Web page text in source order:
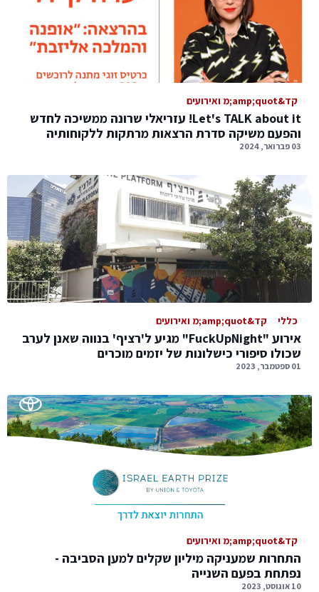
קד&amp;quot;מ ואירועים
Let's TALK about it! עזריאלי שרונה ממשיכה לחדש
והפעם משיקה סדרת הרצאות מרתקות ללקוחותיה
03 פברואר, 2024
כללי קד&amp;quot;מ ואירועים
אירוע "FuckUpNight" מגיע ל'רציף' בנווה שאנן לערב
שכולו סיפורי כישלונות של יזמים מוכרים
01 ספטמבר, 2023
קד&amp;quot;מ ואירועים
התחרות שמעניקה מיליון שקלים למען הסביבה -
נפתחת בפעם השנייה
10 אוגוסט, 2023